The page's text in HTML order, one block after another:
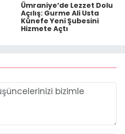
Ümraniye’de Lezzet Dolu
Açılış: Gurme Ali Usta
Künefe Yeni Şubesini
Hizmete Açtı